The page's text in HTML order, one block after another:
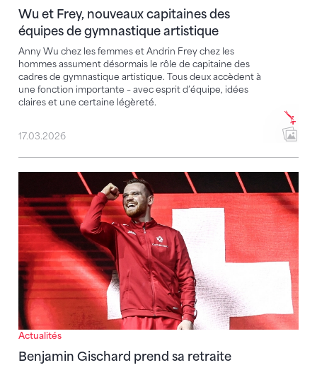
Wu et Frey, nouveaux capitaines des
équipes de gymnastique artistique
Anny Wu chez les femmes et Andrin Frey chez les
hommes assument désormais le rôle de capitaine des
cadres de gymnastique artistique. Tous deux accèdent à
une fonction importante – avec esprit d’équipe, idées
claires et une certaine légèreté.
17.03.2026
Actualités
Benjamin Gischard prend sa retraite
Benjamin Gischard prend sa retraite